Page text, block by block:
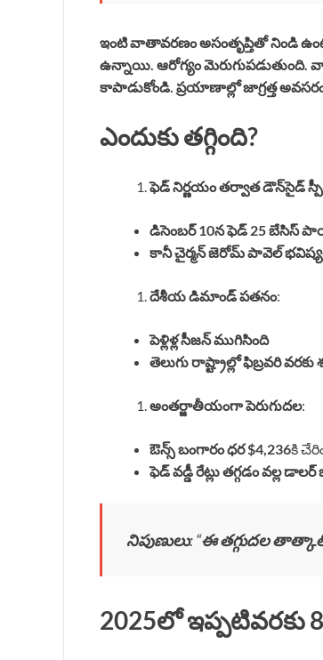
ఇంటి వాతావరణం అసంతృప్తితో నిండి
ఉన్నాయి. ఆరోగ్యం మెరుగుపడుతుంది.
కాపాడుకోండి. ప్రయాణాల్లో జాగ్రత్త
ఎందుకు తగ్గింది?
ఫెడ్ నిర్ణయం తర్వాత డౌన్‌సైడ్
డిసెంబర్ 10న ఫెడ్ 25 బేసిస్
కానీ చైర్మన్ జెరోమ్ పావెల్
దేశీయ డిమాండ్ పతనం:
పెళ్లిళ్ల సీజన్ ముగిసింది
తెలుగు రాష్ట్రాల్లో ఫిబ్రవరి
అంతర్జాతీయంగా పెరుగుదల:
ఔన్స్ బంగారం ధర $4,236కి
ఫెడ్ వడ్డీ రేట్లు తగ్గడం వల్ల
నిపుణులు: “ఈ తగ్గుదల
2025లో ఇప్పటివరకు